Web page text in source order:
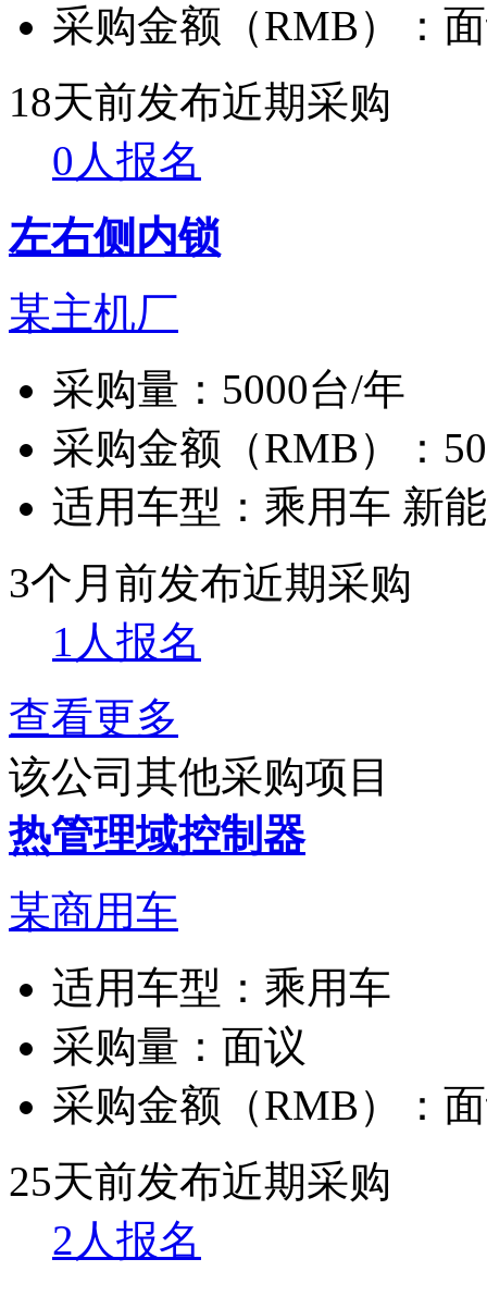
采购金额（RMB）：
18天前发布近期采购
0人报名
左右侧内锁
某主机厂
采购量： 5000台/年
采购金额（RMB）：
适用车型： 乘用车 新
3个月前发布近期采购
1人报名
查看更多
该公司其他采购项目
热管理域控制器
某商用车
适用车型： 乘用车
采购量： 面议
采购金额（RMB）：
25天前发布近期采购
2人报名